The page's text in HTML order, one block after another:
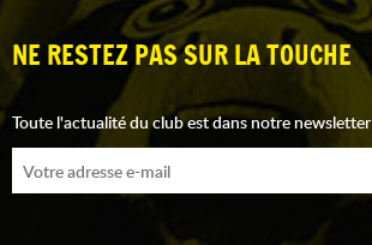
NE RESTEZ PAS SUR LA TOUCHE
Toute l'actualité du club est dans notre newsletter